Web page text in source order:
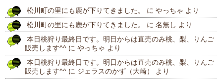
投
稿
松川町の里にも鹿が下りてきました。 に やっちゃ より
松川町の里にも鹿が下りてきました。
に 名無し より
本日桃狩り最終日です。明日からは直売のみ桃、梨、りんご
販売します^^ に やっちゃ より
本日桃狩り最終日です。明日からは直売のみ桃、梨、りんご
販売します^^ に ジェラスのかず（大崎）
より